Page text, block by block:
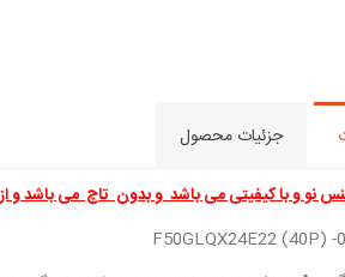
جزئیات محصول
نو و با کیفیتی می باشد و بدون تاچ می باشد و